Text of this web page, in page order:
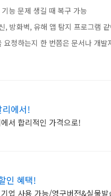
능 문제 생길 때 복구 가능
방화벽, 유해 앱 탐지 프로그램
청하는지 한 번쯤은 문서나 개
에서!
서 합리적인 가격으로!
인 혜택!
업 사용 가능/영구버전&실물발